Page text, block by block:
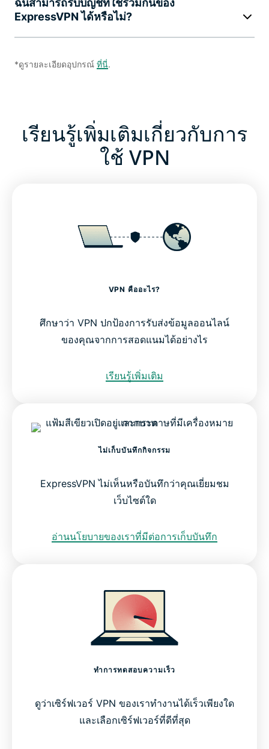
ExpressVPN ได้หรือไม่?
*ดูรายละเอียดอุปกรณ์ ที่นี่.
เรียนรู้เพิ่มเติมเกี่ยวกับการ
ใช้ VPN
VPN คืออะไร?
ศึกษาว่า VPN ปกป้องการรับส่งข้อมูลออนไลน์
ของคุณจากการสอดแนมได้อย่างไร
เรียนรู้เพิ่มเติม
ไม่เก็บบันทึกกิจกรรม
ExpressVPN ไม่เห็นหรือบันทึกว่าคุณเยี่ยมชม
เว็บไซต์ใด
อ่านนโยบายของเราที่มีต่อการเก็บบันทึก
ทำการทดสอบความเร็ว
ดูว่าเซิร์ฟเวอร์ VPN ของเราทำงานได้เร็วเพียงใด
และเลือกเซิร์ฟเวอร์ที่ดีที่สุด